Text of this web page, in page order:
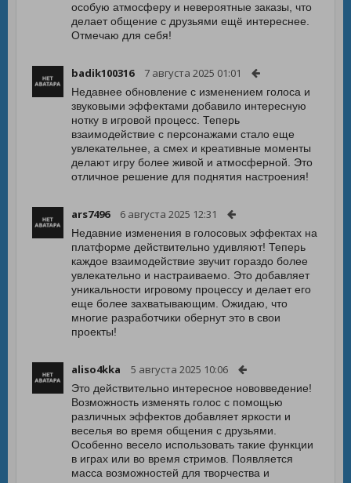
особую атмосферу и невероятные заказы, что
делает общение с друзьями ещё интереснее.
Отмечаю для себя!
badik100316 7 августа 2025 01:01
Недавнее обновление с изменением голоса и
звуковыми эффектами добавило интересную
нотку в игровой процесс. Теперь
взаимодействие с персонажами стало еще
увлекательнее, а смех и креативные моменты
делают игру более живой и атмосферной. Это
отличное решение для поднятия настроения!
ars7496 6 августа 2025 12:31
Недавние изменения в голосовых эффектах на
платформе действительно удивляют! Теперь
каждое взаимодействие звучит гораздо более
увлекательно и настраиваемо. Это добавляет
уникальности игровому процессу и делает его
еще более захватывающим. Ожидаю, что
многие разработчики обернут это в свои
проекты!
aliso4kka 5 августа 2025 10:06
Это действительно интересное нововведение!
Возможность изменять голос с помощью
различных эффектов добавляет яркости и
веселья во время общения с друзьями.
Особенно весело использовать такие функции
в играх или во время стримов. Появляется
масса возможностей для творчества и